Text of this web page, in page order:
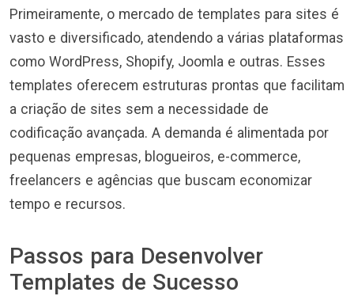
Primeiramente, o mercado de templates para sites é
vasto e diversificado, atendendo a várias plataformas
como WordPress, Shopify, Joomla e outras. Esses
templates oferecem estruturas prontas que facilitam
a criação de sites sem a necessidade de
codificação avançada. A demanda é alimentada por
pequenas empresas, blogueiros, e-commerce,
freelancers e agências que buscam economizar
tempo e recursos.
Passos para Desenvolver
Templates de Sucesso